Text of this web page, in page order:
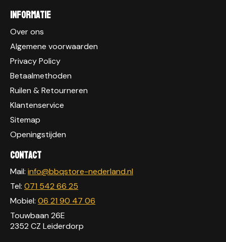
Informatie
Over ons
Algemene voorwaarden
Privacy Policy
Betaalmethoden
Ruilen & Retourneren
Klantenservice
Sitemap
Openingstijden
Contact
Mail: info@bbqstore-nederland.nl
Tel: 071 542 66 25
Mobiel: 06 21 90 47 06
Touwbaan 26E
2352 CZ Leiderdorp